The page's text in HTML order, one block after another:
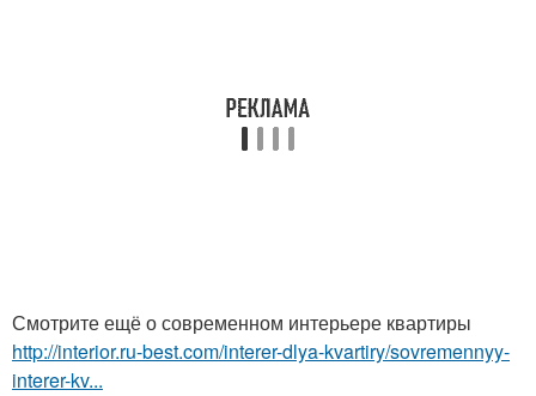
Смотрите ещё о современном интерьере квартиры
http://interior.ru-best.com/interer-dlya-kvartiry/sovremennyy-
interer-kv...